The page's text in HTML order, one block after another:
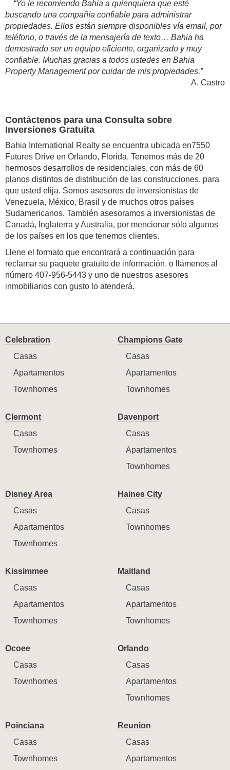
“Yo le recomiendo Bahia a quienquiera que esté
buscando una compañía confiable para administrar
propiedades. Ellos están siempre disponibles vía email, por
teléfono, o través de la mensajería de texto… Bahia ha
demostrado ser un equipo eficiente, organizado y muy
confiable. Muchas gracias a todos ustedes en Bahia
Property Management por cuidar de mis propiedades.”
A. Castro
Contáctenos para una Consulta sobre
Inversiones Gratuita
Bahia International Realty se encuentra ubicada en7550
Futures Drive en Orlando, Florida. Tenemos más de 20
hermosos desarrollos de residenciales, con más de 60
planos distintos de distribución de las construcciones, para
que usted elija. Somos asesores de inversionistas de
Venezuela, México, Brasil y de muchos otros países
Sudamericanos. También asesoramos a inversionistas de
Canadá, Inglaterra y Australia, por mencionar sólo algunos
de los países en los que tenemos clientes.
Llene el formato que encontrará a continuación para
reclamar su paquete gratuito de información, o llámenos al
número 407-956-5443 y uno de nuestros asesores
inmobiliarios con gusto lo atenderá.
Celebration
Casas
Apartamentos
Townhomes
Champions Gate
Casas
Apartamentos
Townhomes
Clermont
Casas
Townhomes
Davenport
Casas
Apartamentos
Townhomes
Disney Area
Casas
Apartamentos
Townhomes
Haines City
Casas
Townhomes
Kissimmee
Casas
Apartamentos
Townhomes
Maitland
Casas
Apartamentos
Townhomes
Ocoee
Casas
Townhomes
Orlando
Casas
Apartamentos
Townhomes
Poinciana
Casas
Townhomes
Reunion
Casas
Apartamentos